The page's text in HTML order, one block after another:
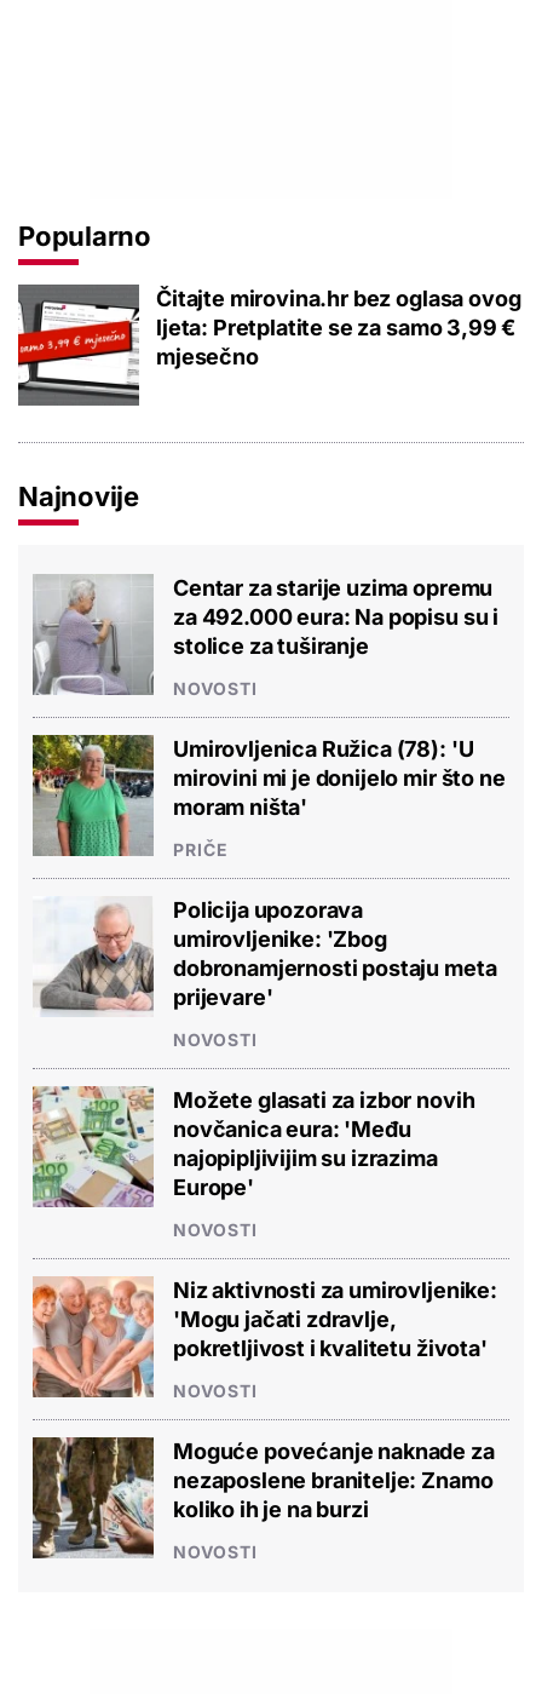
Popularno
Čitajte mirovina.hr bez oglasa ovog
ljeta: Pretplatite se za samo 3,99 €
mjesečno
Najnovije
Centar za starije uzima opremu
za 492.000 eura: Na popisu su i
stolice za tuširanje
NOVOSTI
Umirovljenica Ružica (78): 'U
mirovini mi je donijelo mir što ne
moram ništa'
PRIČE
Policija upozorava
umirovljenike: 'Zbog
dobronamjernosti postaju meta
prijevare'
NOVOSTI
Možete glasati za izbor novih
novčanica eura: 'Među
najopipljivijim su izrazima
Europe'
NOVOSTI
Niz aktivnosti za umirovljenike:
'Mogu jačati zdravlje,
pokretljivost i kvalitetu života'
NOVOSTI
Moguće povećanje naknade za
nezaposlene branitelje: Znamo
koliko ih je na burzi
NOVOSTI